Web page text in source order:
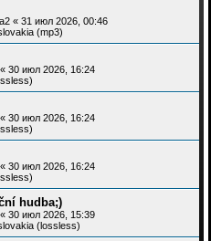
« 31 июл 2026, 00:46
(mp3)
« 30 июл 2026, 16:24
« 30 июл 2026, 16:24
« 30 июл 2026, 16:24
hudba;)
« 30 июл 2026, 15:39
(lossless)